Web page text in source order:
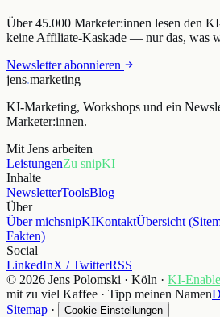
Über 45.000 Marketer:innen lesen den
keine Affiliate-Kaskade — nur das, was
Newsletter abonnieren
jens.marketing
KI-Marketing, Workshops und ein
Marketer:innen.
Mit Jens arbeiten
LeistungenZu snipKI
Inhalte
NewsletterToolsBlog
Über
Über michsnipKIKontaktÜbersicht
Fakten)
Social
LinkedInX / TwitterRSS
© 2026 Jens Polomski · Köln · KI-
mit zu viel Kaffee · Tipp meinen Namen
Sitemap · Cookie-Einstellungen